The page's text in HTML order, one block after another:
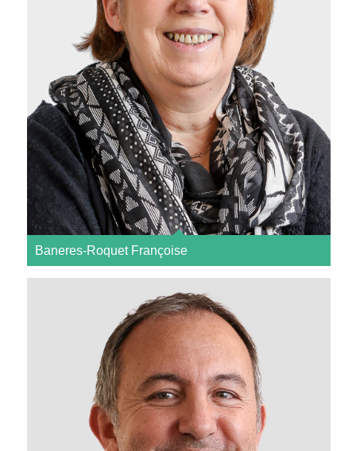
Baneres-Roquet Françoise